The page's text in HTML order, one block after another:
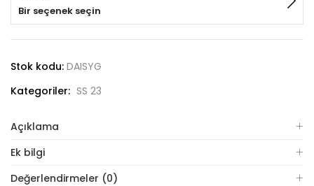
Bir seçenek seçin
Stok kodu: DAISYG
Kategoriler: SS 23
Açıklama
Ek bilgi
Değerlendirmeler (0)